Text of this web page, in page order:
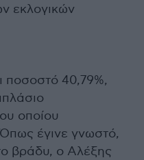
εκλογικών
ποσοστό 40,79%,
οποίου
έγινε γνωστό,
βράδυ, ο Αλέξης